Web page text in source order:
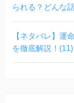
られる？どんな
【ネタバレ】運
を徹底解説！(11)